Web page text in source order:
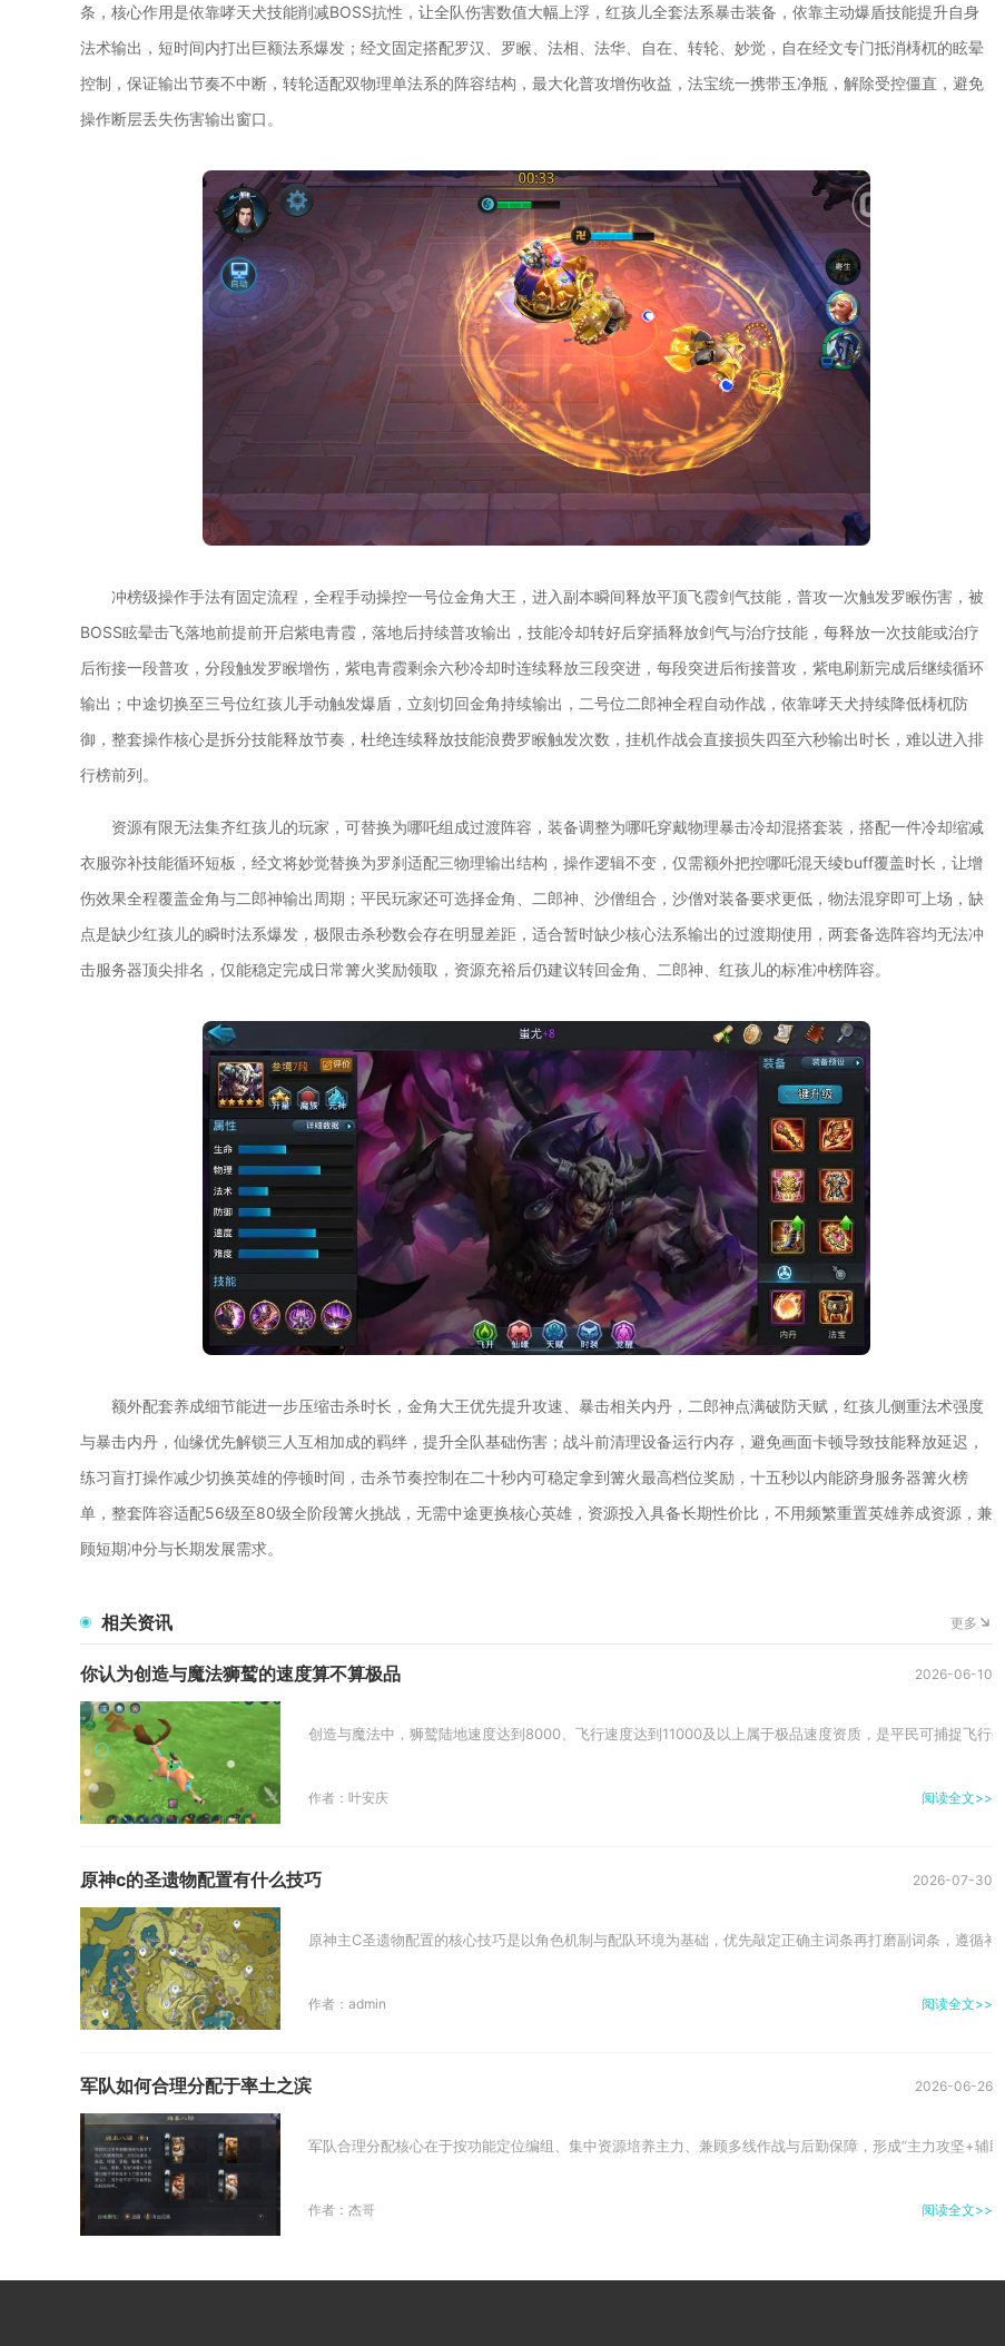
条，核心作用是依靠哮天犬技能削减BOSS抗性，让全队伤害数值大幅上浮，红孩儿全套法系暴击装备，依靠主动爆盾技能提升自身
法术输出，短时间内打出巨额法系爆发；经文固定搭配罗汉、罗睺、法相、法华、自在、转轮、妙觉，自在经文专门抵消梼杌的眩晕
控制，保证输出节奏不中断，转轮适配双物理单法系的阵容结构，最大化普攻增伤收益，法宝统一携带玉净瓶，解除受控僵直，避免
操作断层丢失伤害输出窗口。
冲榜级操作手法有固定流程，全程手动操控一号位金角大王，进入副本瞬间释放平顶飞霞剑气技能，普攻一次触发罗睺伤害，被
BOSS眩晕击飞落地前提前开启紫电青霞，落地后持续普攻输出，技能冷却转好后穿插释放剑气与治疗技能，每释放一次技能或治疗
后衔接一段普攻，分段触发罗睺增伤，紫电青霞剩余六秒冷却时连续释放三段突进，每段突进后衔接普攻，紫电刷新完成后继续循环
输出；中途切换至三号位红孩儿手动触发爆盾，立刻切回金角持续输出，二号位二郎神全程自动作战，依靠哮天犬持续降低梼杌防
御，整套操作核心是拆分技能释放节奏，杜绝连续释放技能浪费罗睺触发次数，挂机作战会直接损失四至六秒输出时长，难以进入排
行榜前列。
资源有限无法集齐红孩儿的玩家，可替换为哪吒组成过渡阵容，装备调整为哪吒穿戴物理暴击冷却混搭套装，搭配一件冷却缩减
衣服弥补技能循环短板，经文将妙觉替换为罗刹适配三物理输出结构，操作逻辑不变，仅需额外把控哪吒混天绫buff覆盖时长，让增
伤效果全程覆盖金角与二郎神输出周期；平民玩家还可选择金角、二郎神、沙僧组合，沙僧对装备要求更低，物法混穿即可上场，缺
点是缺少红孩儿的瞬时法系爆发，极限击杀秒数会存在明显差距，适合暂时缺少核心法系输出的过渡期使用，两套备选阵容均无法冲
击服务器顶尖排名，仅能稳定完成日常篝火奖励领取，资源充裕后仍建议转回金角、二郎神、红孩儿的标准冲榜阵容。
额外配套养成细节能进一步压缩击杀时长，金角大王优先提升攻速、暴击相关内丹，二郎神点满破防天赋，红孩儿侧重法术强度
与暴击内丹，仙缘优先解锁三人互相加成的羁绊，提升全队基础伤害；战斗前清理设备运行内存，避免画面卡顿导致技能释放延迟，
练习盲打操作减少切换英雄的停顿时间，击杀节奏控制在二十秒内可稳定拿到篝火最高档位奖励，十五秒以内能跻身服务器篝火榜
单，整套阵容适配56级至80级全阶段篝火挑战，无需中途更换核心英雄，资源投入具备长期性价比，不用频繁重置英雄养成资源，兼
顾短期冲分与长期发展需求。
相关资讯 更多
你认为创造与魔法狮鹫的速度算不算极品 2026-06-10
创造与魔法中，狮鹫陆地速度达到8000、飞行速度达到11000及以上属于极品速度资质，是平民可捕捉飞
作者：叶安庆 阅读全文>>
原神c的圣遗物配置有什么技巧 2026-07-30
原神主C圣遗物配置的核心技巧是以角色机制与配队环境为基础，优先敲定正确主词条再打磨副词条，遵
作者：admin 阅读全文>>
军队如何合理分配于率土之滨 2026-06-26
军队合理分配核心在于按功能定位编组、集中资源培养主力、兼顾多线作战与后勤保障，形成“主力攻坚+
作者：杰哥 阅读全文>>